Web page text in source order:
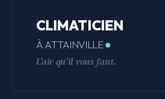
CLIMATICIEN
À ATTAINVILLE
L'air qu'il vous faut.